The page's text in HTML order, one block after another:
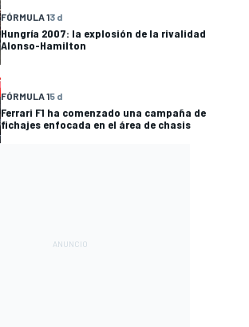
FÓRMULA 13 d
Hungría 2007: la explosión de la rivalidad
Alonso-Hamilton
FÓRMULA 15 d
Ferrari F1 ha comenzado una campaña de
fichajes enfocada en el área de chasis